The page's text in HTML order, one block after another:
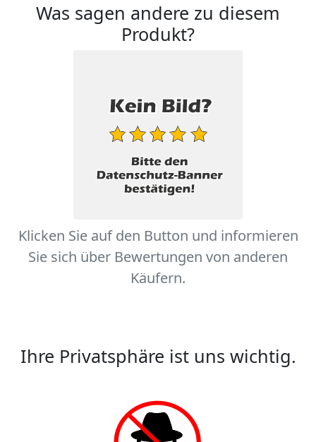
Was sagen andere zu diesem
Produkt?
Klicken Sie auf den Button und informieren
Sie sich über Bewertungen von anderen
Käufern.
Ihre Privatsphäre ist uns wichtig.